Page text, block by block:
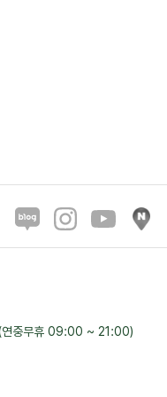
연중무휴 09:00 ~ 21:00)